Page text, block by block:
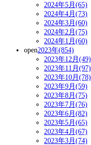
2024年5月(65)
2024年4月(73)
2024年3月(60)
2024年2月(75)
2024年1月(60)
open2023年(854)
2023年12月(49)
2023年11月(97)
2023年10月(78)
2023年9月(59)
2023年8月(75)
2023年7月(76)
2023年6月(82)
2023年5月(65)
2023年4月(67)
2023年3月(74)